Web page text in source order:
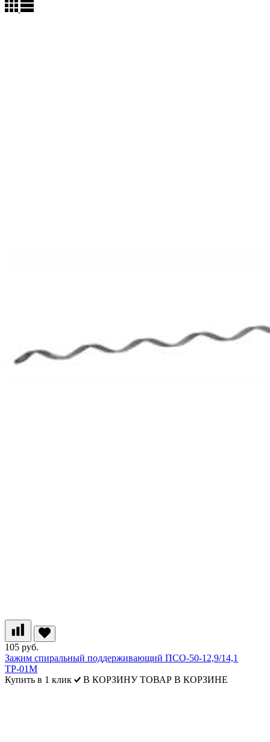
105 руб.
Зажим спиральный поддерживающий ПСО-50-12,9/14,1
ТР-01М
Купить в 1 клик
В КОРЗИНУ ТОВАР В КОРЗИНЕ